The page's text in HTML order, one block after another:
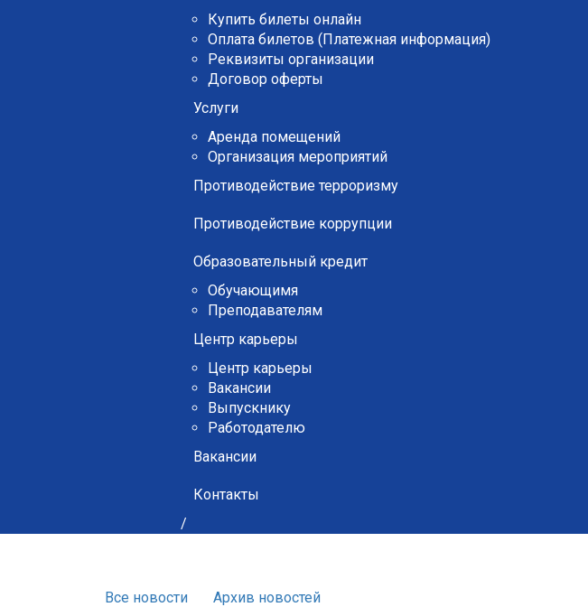
Купить билеты онлайн
Оплата билетов (Платежная информация)
Реквизиты организации
Договор оферты
Услуги
Аренда помещений
Организация мероприятий
Противодействие терроризму
Противодействие коррупции
Образовательный кредит
Обучающимя
Преподавателям
Центр карьеры
Центр карьеры
Вакансии
Выпускнику
Работодателю
Вакансии
Контакты
/
Все новости Архив новостей